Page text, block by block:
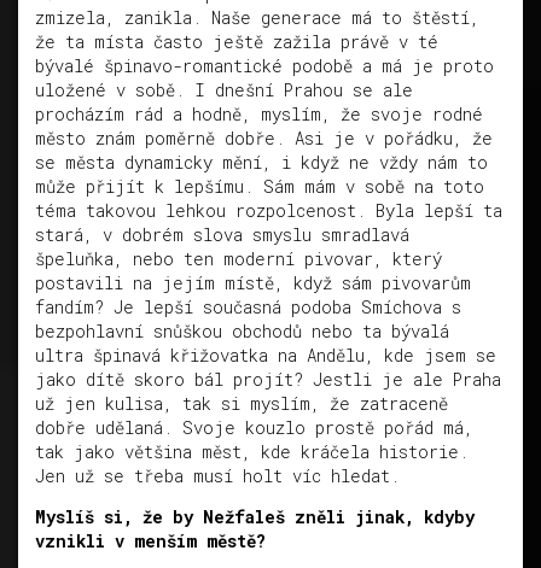
zmizela, zanikla. Naše generace má to štěstí,
že ta místa často ještě zažila právě v té
bývalé špinavo-romantické podobě a má je proto
uložené v sobě. I dnešní Prahou se ale
procházím rád a hodně, myslím, že svoje rodné
město znám poměrně dobře. Asi je v pořádku, že
se města dynamicky mění, i když ne vždy nám to
může přijít k lepšímu. Sám mám v sobě na toto
téma takovou lehkou rozpolcenost. Byla lepší ta
stará, v dobrém slova smyslu smradlavá
špeluňka, nebo ten moderní pivovar, který
postavili na jejím místě, když sám pivovarům
fandím? Je lepší současná podoba Smíchova s
bezpohlavní snůškou obchodů nebo ta bývalá
ultra špinavá křižovatka na Andělu, kde jsem se
jako dítě skoro bál projít? Jestli je ale Praha
už jen kulisa, tak si myslím, že zatraceně
dobře udělaná. Svoje kouzlo prostě pořád má,
tak jako většina měst, kde kráčela historie.
Jen už se třeba musí holt víc hledat.
Myslíš si, že by Nežfaleš zněli jinak, kdyby
vznikli v menším městě?